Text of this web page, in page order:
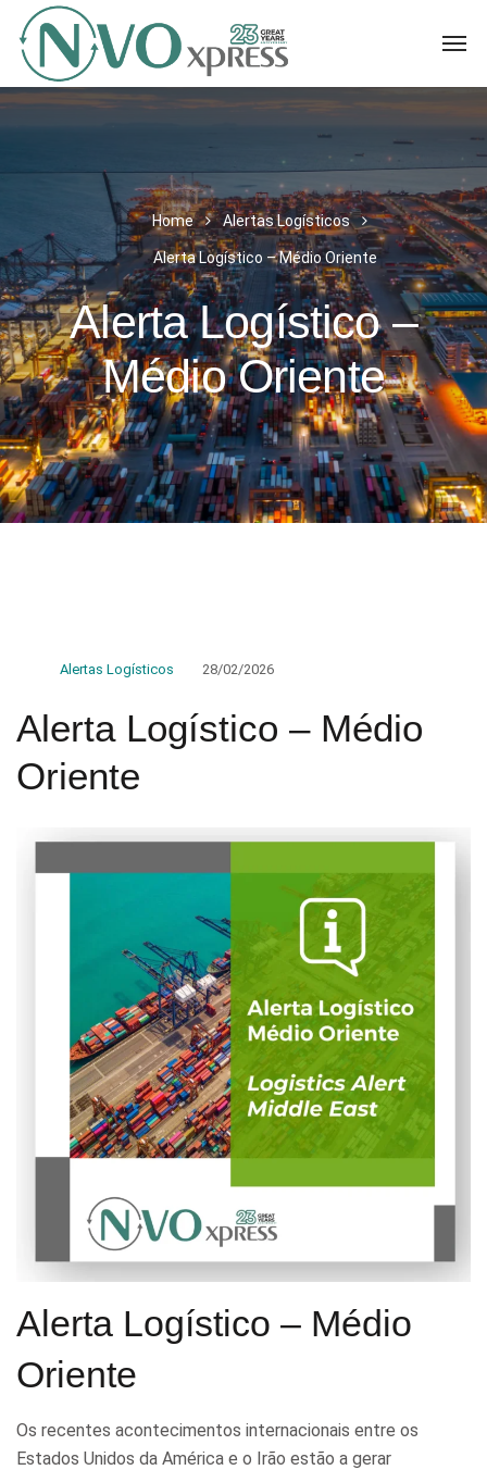
Home Alertas Logísticos
Alerta Logístico – Médio Oriente
Alerta Logístico –
Médio Oriente
Alertas Logísticos 28/02/2026
Alerta Logístico – Médio
Oriente
Alerta Logístico – Médio
Oriente
Os recentes acontecimentos internacionais entre os
Estados Unidos da América e o Irão estão a gerar